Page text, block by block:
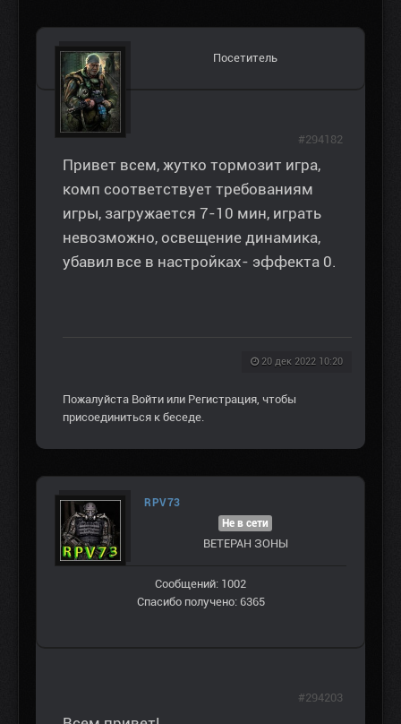
Посетитель
Привет всем, жутко тормозит игра,
комп соответствует требованиям
игры, загружается 7-10 мин, играть
невозможно, освещение динамика,
убавил все в настройках- эффекта 0.
20 дек 2022 10:20
#294182
Пожалуйста Войти или Регистрация, чтобы
присоединиться к беседе.
RPV73
Не в сети
ВЕТЕРАН ЗOНЫ
Сообщений: 1002
Спасибо получено: 6365
#294203